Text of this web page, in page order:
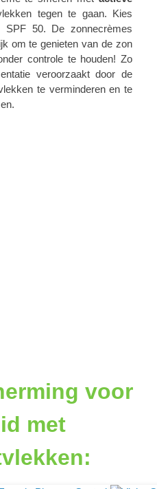
tegen te gaan. Kies
SPF 50. De zonnecrèmes
om te genieten van de zon
controle te houden! Zo
veroorzaakt door de
te verminderen en te
voor
met